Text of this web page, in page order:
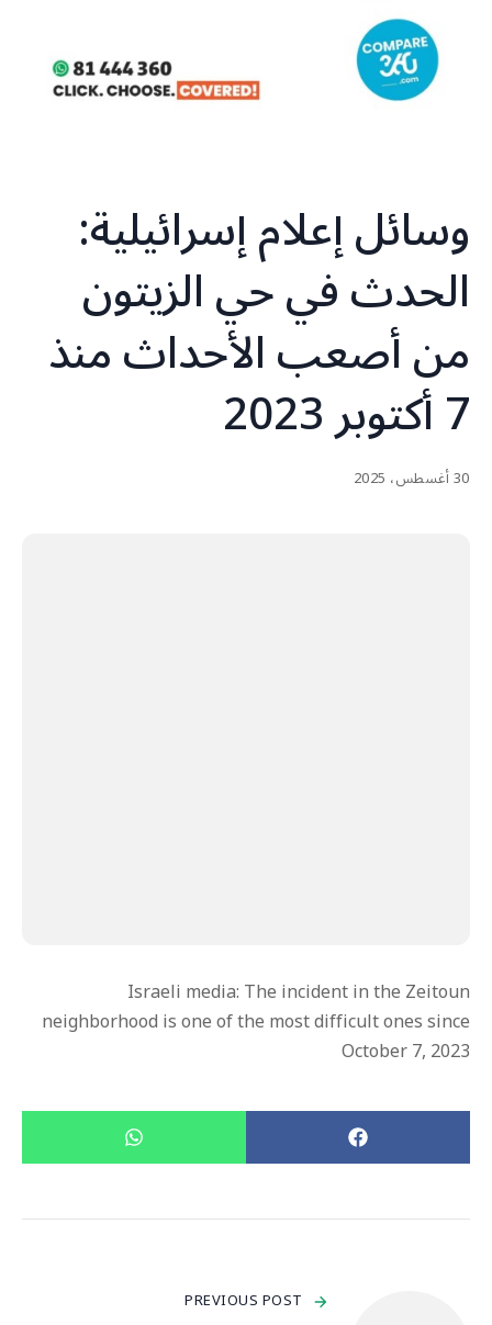
وسائل إعلام إسرائيلية:
الحدث في حي الزيتون
من أصعب الأحداث منذ
7 أكتوبر 2023
30 أغسطس، 2025
Israeli media: The incident in the Zeitoun
neighborhood is one of the most difficult ones since
October 7, 2023
PREVIOUS POST